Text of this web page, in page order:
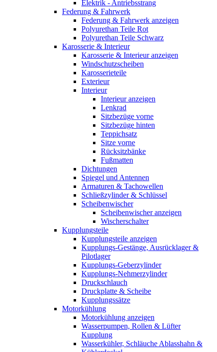
Elektrik - Antriebsstrang
Federung & Fahrwerk
Federung & Fahrwerk anzeigen
Polyurethan Teile Rot
Polyurethan Teile Schwarz
Karosserie & Interieur
Karosserie & Interieur anzeigen
Windschutzscheiben
Karosserieteile
Exterieur
Interieur
Interieur anzeigen
Lenkrad
Sitzbezüge vorne
Sitzbezüge hinten
Teppichsatz
Sitze vorne
Rücksitzbänke
Fußmatten
Dichtungen
Spiegel und Antennen
Armaturen & Tachowellen
Schließzylinder & Schlüssel
Scheibenwischer
Scheibenwischer anzeigen
Wischerschalter
Kupplungsteile
Kupplungsteile anzeigen
Kupplungs-Gestänge, Ausrücklager &
Pilotlager
Kupplungs-Geberzylinder
Kupplungs-Nehmerzylinder
Druckschlauch
Druckplatte & Scheibe
Kupplungssätze
Motorkühlung
Motorkühlung anzeigen
Wasserpumpen, Rollen & Lüfter
Kupplung
Wasserkühler, Schläuche Ablasshahn &